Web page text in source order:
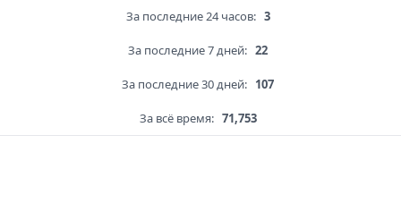
За последние 24 часов: 3
За последние 7 дней: 22
За последние 30 дней: 107
За всё время: 71,753